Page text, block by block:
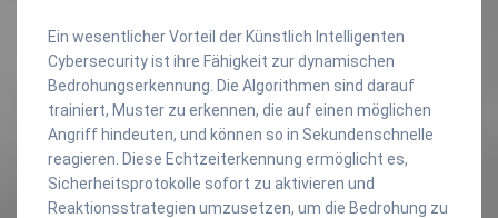
Ein wesentlicher Vorteil der Künstlich Intelligenten
Cybersecurity ist ihre Fähigkeit zur dynamischen
Bedrohungserkennung. Die Algorithmen sind darauf
trainiert, Muster zu erkennen, die auf einen möglichen
Angriff hindeuten, und können so in Sekundenschnelle
reagieren. Diese Echtzeiterkennung ermöglicht es,
Sicherheitsprotokolle sofort zu aktivieren und
Reaktionsstrategien umzusetzen, um die Bedrohung zu